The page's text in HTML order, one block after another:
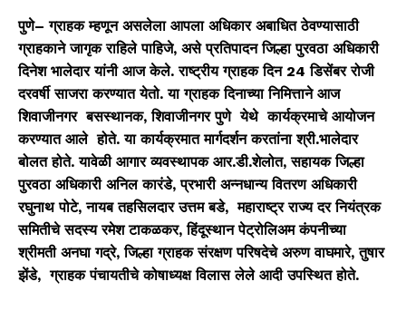
पुणे– ग्राहक म्हणून असलेला आपला अधिकार अबाधित ठेवण्यासाठी
ग्राहकाने जागृक राहिले पाहिजे, असे प्रतिपादन जिल्हा पुरवठा अधिकारी
दिनेश भालेदार यांनी आज केले.राष्ट्रीय ग्राहक दिन 24 डिसेंबर रोजी
दरवर्षी साजरा करण्यात येतो. या ग्राहक दिनाच्या निमित्ताने आज
शिवाजीनगर बसस्थानक, शिवाजीनगर पुणे येथे कार्यक्रमाचे आयोजन
करण्यात आले होते. या कार्यक्रमात मार्गदर्शन करतांना श्री.भालेदार
बोलत होते. यावेळी आगार व्यवस्थापक आर.डी.शेलोत, सहायक जिल्हा
पुरवठा अधिकारी अनिल कारंडे, प्रभारी अन्नधान्य वितरण अधिकारी
रघुनाथ पोटे, नायब तहसिलदार उत्तम बडे, महाराष्ट्र राज्य दर नियंत्रक
समितीचे सदस्य रमेश टाकळकर, हिंदूस्थान पेट्रोलिअम कंपनीच्या
श्रीमती अनघा गद्रे, जिल्हा ग्राहक संरक्षण परिषदेचे अरुण वाघमारे, तुषार
झेंडे, ग्राहक पंचायतीचे कोषाध्यक्ष विलास लेले आदी उपस्थित होते.